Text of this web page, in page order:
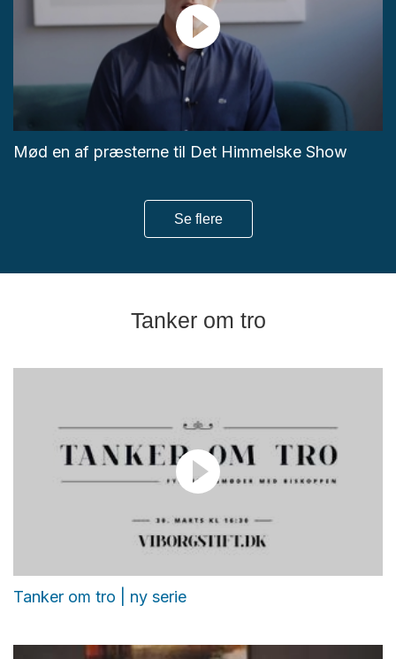
Mød en af præsterne til Det Himmelske Show
Se flere
Tanker om tro
Tanker om tro | ny serie